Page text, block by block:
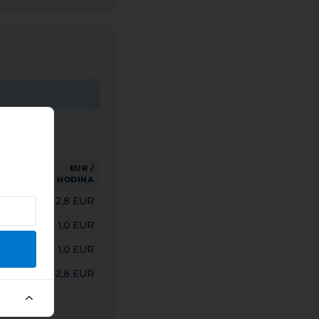
EUR /
HODINA
2,8 EUR
1,0 EUR
1,0 EUR
2,8 EUR